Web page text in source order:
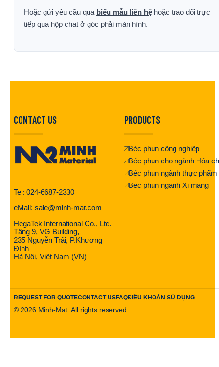
Hoặc gửi yêu cầu qua biểu mẫu liên hệ hoặc trao đổi trực
tiếp qua hộp chat ở góc phải màn hình.
CONTACT US
Tel: 024-6687-2330
eMail: sale@minh-mat.com
HegaTek International Co., Ltd.
Tầng 9, VG Building,
235 Nguyễn Trãi, P.Khương
Đình
Hà Nội, Việt Nam (VN)
PRODUCTS
Béc phun công nghiệp
Béc phun cho ngành Hóa
Béc phun ngành thực phẩm
Béc phun ngành Xi măng
REQUEST FOR QUOTECONTACT USFAQĐIỀU KHOẢN SỬ DỤNG
© 2026 Minh-Mat. All rights reserved.